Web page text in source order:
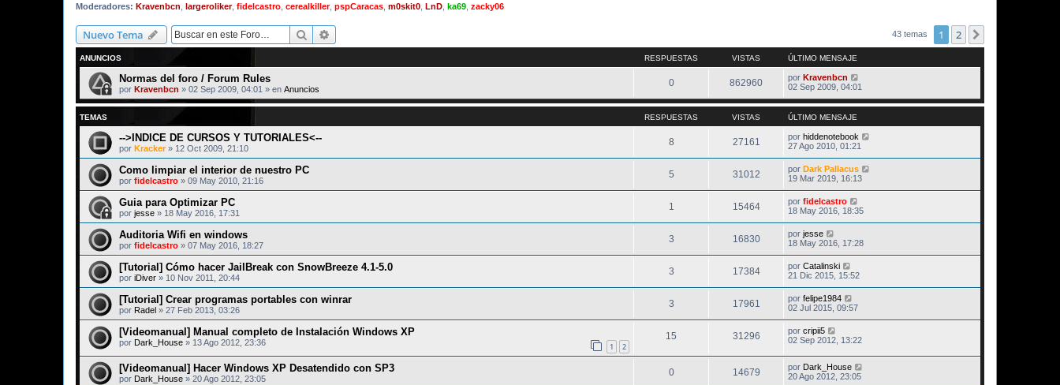
Moderadores: Kravenbcn largeroliker, fidelcastro cerealkiller, pspCaracas m0skit0 LnD ka69 zacky06
Nuevo Tema Buscar 43 temas 1 2
ANUNCIOS RESPUESTAS VISTAS ÚLTIMO MENSAJE
Normas del foro / Forum Rules
por Kravenbcn » 02 Sep 2009, 04:01 » en Anuncios
0 862960 por Kravenbcn
02 Sep 2009, 04:01
TEMAS RESPUESTAS VISTAS ÚLTIMO MENSAJE
-->INDICE DE CURSOS Y TUTORIALES<--
por Kracker» 12 Oct 2009, 21:10
8 27161 por hiddenotebook
27 Ago 2010, 01:21
Como limpiar el interior de nuestro PC
por fidelcastro » 09 May 2010, 21:16
5 31012 por Dark Pallacus
19 Mar 2019, 16:13
Guia para Optimizar PC
por jesse » 18 May 2016, 17:31
1 15464 por fidelcastro
18 May 2016, 18:35
Auditoria Wifi en windows
por fidelcastro » 07 May 2016, 18:27
3 16830 por jesse
18 May 2016, 17:28
[Tutorial] Cómo hacer JailBreak con SnowBreeze 4.1-5.0
por iDiver » 10 Nov 2011, 20:44
3 17384 por Catalinski
21 Dic 2015, 15:52
[Tutorial] Crear programas portables con winrar
por Radel » 27 Feb 2013, 03:26
3 17961 por felipe1984
02 Jul 2015, 09:57
[Videomanual] Manual completo de Instalación Windows XP
por Dark_House » 13 Ago 2012, 23:36 1 2
15 31296 por cripii5
02 Sep 2012, 13:22
[Videomanual] Hacer Windows XP Desatendido con SP3
por Dark_House » 20 Ago 2012, 23:05
0 14679 por Dark_House
20 Ago 2012, 23:05